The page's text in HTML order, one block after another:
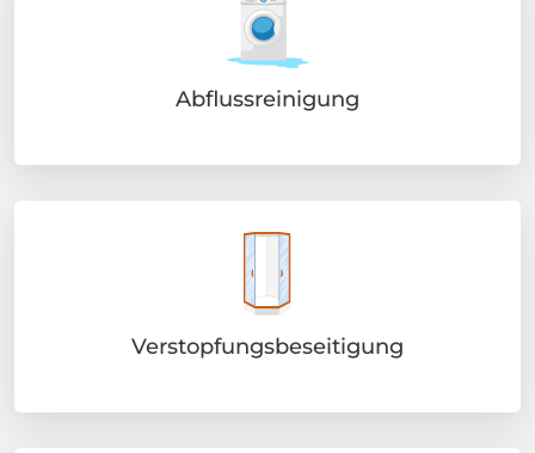
Abflussreinigung
Verstopfungsbeseitigung